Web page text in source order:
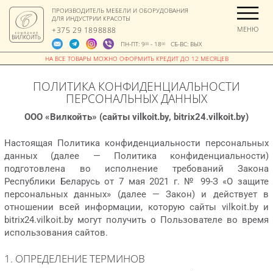
ПРОИЗВОДИТЕЛЬ МЕБЕЛИ И ОБОРУДОВАНИЯ
ДЛЯ ИНДУСТРИИ КРАСОТЫ
+375 29 1898888
ПН-ПТ: 900- 1800СБ-ВС: ВЫХ
МЕНЮ
ПОЛИТИКА КОНФИДЕНЦИАЛЬНОСТИ
ПЕРСОНАЛЬНЫХ ДАННЫХ
ООО «Вилкойть» (сайты vilkoit.by, bitrix24.vilkoit.by)
Настоящая Политика конфиденциальности персональных
данных (далее — Политика конфиденциальности)
подготовлена во исполнение требований Закона
Республики Беларусь от 7 мая 2021 г. № 99-З «О защите
персональных данных» (далее — Закон) и действует в
отношении всей информации, которую сайты vilkoit.by и
bitrix24.vilkoit.by могут получить о Пользователе во время
использования сайтов.
1. ОПРЕДЕЛЕНИЕ ТЕРМИНОВ